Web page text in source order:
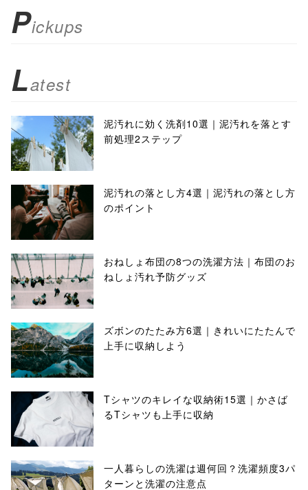
Pickups
Latest
泥汚れに効く洗剤10選｜泥汚れを落とす
前処理2ステップ
泥汚れの落とし方4選｜泥汚れの落とし方
のポイント
おねしょ布団の8つの洗濯方法｜布団のお
ねしょ汚れ予防グッズ
ズボンのたたみ方6選｜きれいにたたんで
上手に収納しよう
Tシャツのキレイな収納術15選｜かさば
るTシャツも上手に収納
一人暮らしの洗濯は週何回？洗濯頻度3パ
ターンと洗濯の注意点